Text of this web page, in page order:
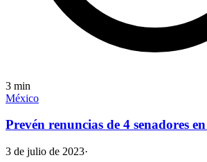
3 min
México
Prevén renuncias de 4 senadores
3 de julio de 2023·